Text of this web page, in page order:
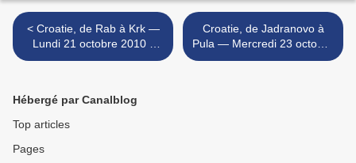
< Croatie, de Rab à Krk —
Lundi 21 octobre 2010 -
Training cruise in Croatia :
Croatie, de Jadranovo à
Pula — Mercredi 23 octobre
2019 - Training cruise in
Hébergé par Canalblog
Top articles
Pages